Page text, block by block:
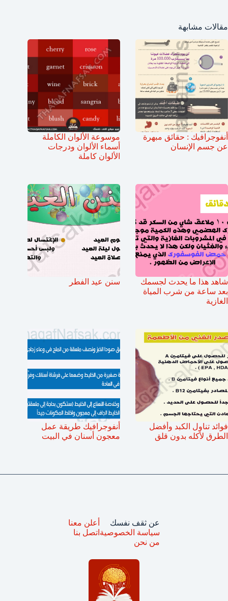
مقالات مشابهة
أنفوجرافيك : حقائق مبهرة
عن جسم الإنسان
موسوعة الألوان الكاملة
أسماء الألوان ودرجات
الألوان كاملة
شاهد هذا ما يحدث لجسمك
بعد ساعة من شرب المياة
الغازية
سنن عيد الفطر
فوائد تناول الكبد وأفضل
الطرق لأكله بدون قلق
أنفوجرافيك طريقة عمل
معجون أسنان في البيت
عن ثقف نفسك
سياسة الخصوصية
من نحن
أعلن معنا
اتصل بنا